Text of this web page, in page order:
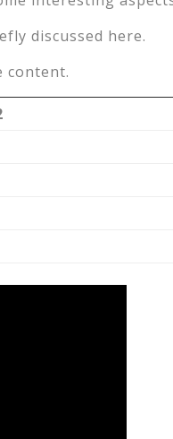
discussed here.
content.